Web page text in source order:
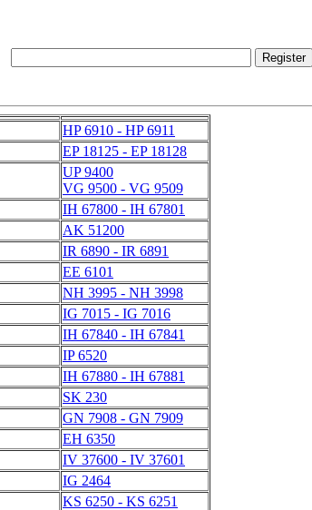
HP 6910 - HP 6911
EP 18125 - EP 18128
UP 9400
VG 9500 - VG 9509
IH 67800 - IH 67801
AK 51200
IR 6890 - IR 6891
EE 6101
NH 3995 - NH 3998
IG 7015 - IG 7016
IH 67840 - IH 67841
IP 6520
IH 67880 - IH 67881
SK 230
GN 7908 - GN 7909
EH 6350
IV 37600 - IV 37601
IG 2464
KS 6250 - KS 6251